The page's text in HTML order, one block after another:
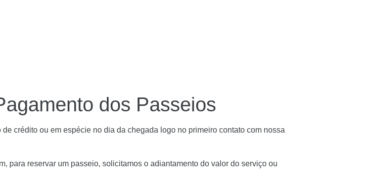
dos Passeios
crédito ou em espécie no dia da chegada logo no primeiro contato com nossa
para reservar um passeio, solicitamos o adiantamento do valor do serviço ou